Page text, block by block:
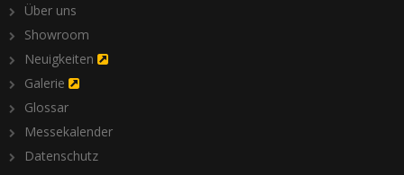
Über uns
Showroom
Neuigkeiten
Galerie
Glossar
Messekalender
Datenschutz